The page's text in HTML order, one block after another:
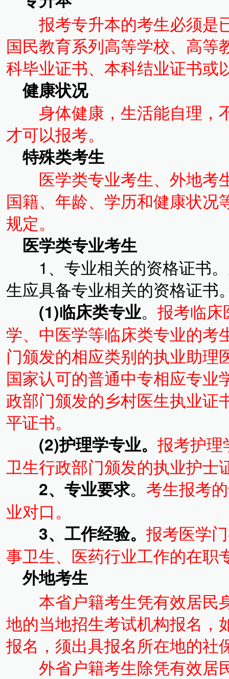
报考专升本的考生必须是
国民教育系列高等学校、高等
科毕业证书、本科结业证书或
健康状况
身体健康，生活能自理，
才可以报考。
特殊类考生
医学类专业考生、外地考
国籍、年龄、学历和健康状况
规定。
医学类专业考生
1、专业相关的资格证书。
生应具备专业相关的资格证书
(1)临床类专业。 报考临床
学、中医学等临床类专业的考
门颁发的相应类别的执业助理
国家认可的普通中专相应专业
政部门颁发的乡村医生执业证
平证书。
(2)护理学专业。 报考护理
卫生行政部门颁发的执业护士
2、专业要求。 考生报考
业对口。
3、工作经验。 报考医学
事卫生、医药行业工作的在职
外地考生
本省户籍考生凭有效居民
地的当地招生考试机构报名，
报名，须出具报名所在地的社
外省户籍考生除凭有效居